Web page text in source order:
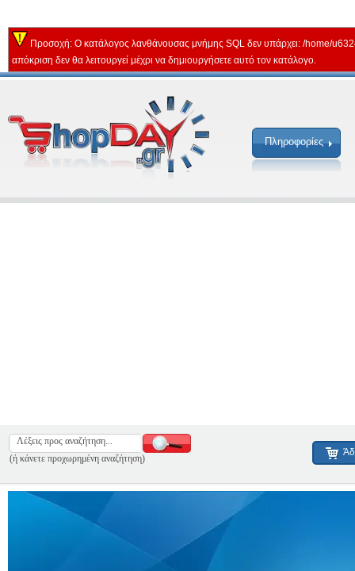
Προσοχή: Ο κατάλογος λανθάνουσας μνήμης SQL δεν υπάρχει: /home/
απόκριση δεν θα λειτουργεί μέχρι να δημιουργήσετε αυτό τον κατάλογο.
Πληροφορίες
(ή κάνετε προχωρημένη αναζήτηση)